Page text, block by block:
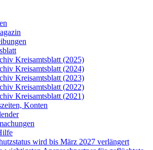
Kreisamtsblatt (2025)
Kreisamtsblatt (2024)
Kreisamtsblatt (2023)
Kreisamtsblatt (2022)
Kreisamtsblatt (2021)
Konten
wird bis März 2027 verlängert